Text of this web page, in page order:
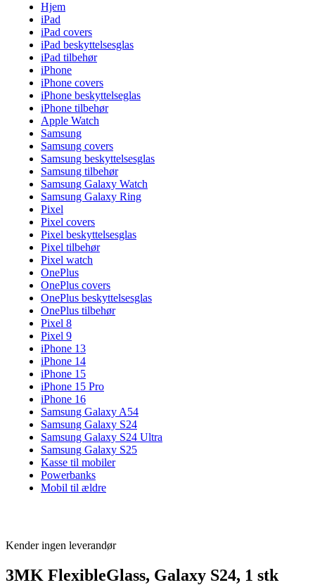
Hjem
iPad
iPad covers
iPad beskyttelsesglas
iPad tilbehør
iPhone
iPhone covers
iPhone beskyttelseglas
iPhone tilbehør
Apple Watch
Samsung
Samsung covers
Samsung beskyttelsesglas
Samsung tilbehør
Samsung Galaxy Watch
Samsung Galaxy Ring
Pixel
Pixel covers
Pixel beskyttelsesglas
Pixel tilbehør
Pixel watch
OnePlus
OnePlus covers
OnePlus beskyttelsesglas
OnePlus tilbehør
Pixel 8
Pixel 9
iPhone 13
iPhone 14
iPhone 15
iPhone 15 Pro
iPhone 16
Samsung Galaxy A54
Samsung Galaxy S24
Samsung Galaxy S24 Ultra
Samsung Galaxy S25
Kasse til mobiler
Powerbanks
Mobil til ældre
Kender ingen leverandør
3MK FlexibleGlass, Galaxy S24, 1 stk